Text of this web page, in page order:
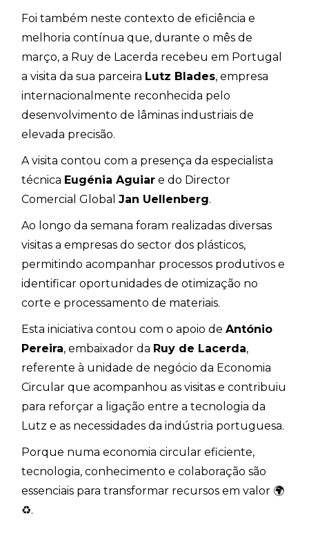
Foi também neste contexto de eficiência e
melhoria contínua que, durante o mês de
março, a Ruy de Lacerda recebeu em Portugal
a visita da sua parceira Lutz Blades, empresa
internacionalmente reconhecida pelo
desenvolvimento de lâminas industriais de
elevada precisão.
A visita contou com a presença da especialista
técnica Eugénia Aguiar e do Director
Comercial GlobalJan Uellenberg.
Ao longo da semana foram realizadas diversas
visitas a empresas do sector dos plásticos,
permitindo acompanhar processos produtivos e
identificar oportunidades de otimização no
corte e processamento de materiais.
Esta iniciativa contou com o apoio deAntónio
Pereira, embaixador da Ruy de Lacerda,
referente à unidade de negócio da Economia
Circular que acompanhou as visitas e contribuiu
para reforçar a ligação entre a tecnologia da
Lutz e as necessidades da indústria portuguesa.
Porque numa economia circular eficiente,
tecnologia, conhecimento e colaboração são
essenciais para transformar recursos em valor 🌍
♻️.